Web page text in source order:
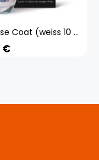
Koh Base Coat (weiss 10 ml) Beauty, Make-up, Nägel
€